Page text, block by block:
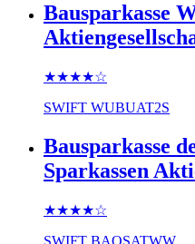
Bausparkasse
★★★★☆
SWIFT WUBUAT2S
Bausparkasse
Sparkassen
★★★★☆
SWIFT BAOSATWW